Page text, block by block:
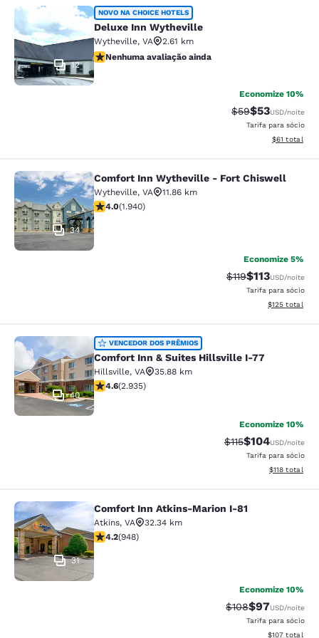
Deluxe Inn Wytheville
12
NOVO NA CHOICE HOTELS
Deluxe Inn Wytheville
Wytheville, VA
2.61 km
Nenhuma avaliação ainda
Nenhuma avaliação ainda
Economize 10%
Tarifa anterior
$59Tarifa com
$53USD/noite
Tarifa para sócio
Exibir
$61 total
Comfort Inn Wytheville - Fort
34
Comfort Inn Wytheville - Fort Chiswell
Wytheville, VA
11.86 km
classificação 3.97 estrelas. Bom. 1940 avaliações
4.0(1.940)
Economize 5%
Tarifa anterior
$119Tarifa com
$113USD/noite
Tarifa para sócio
Exibir
$125 total
Comfort Inn & Suites Hillsville I-77
40
VENCEDOR DOS PRÊMIOS
Comfort Inn & Suites Hillsville I-77
Hillsville, VA
35.88 km
classificação 4.6 estrelas. Excepcional. 2935
4.6(2.935)
Economize 10%
Tarifa anterior
$115Tarifa com
$104USD/noite
Tarifa para sócio
Exibir
$118 total
Comfort Inn Atkins-Marion I-81
31
Comfort Inn Atkins-Marion I-81
Atkins, VA
32.34 km
classificação 4.24 estrelas. Excelente. 948 avaliações
4.2(948)
Economize 10%
Tarifa anterior
$108Tarifa com
$97USD/noite
Tarifa para sócio
Exibir
$107 total